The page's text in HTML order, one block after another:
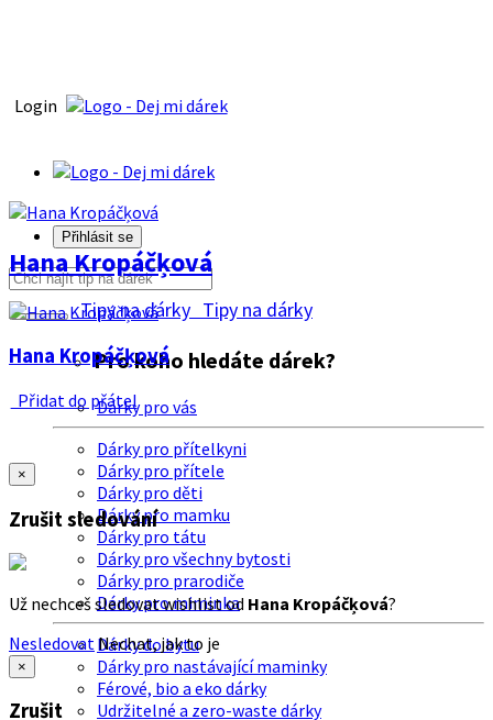
Login
Přihlásit se
Tipy na dárky Tipy na dárky
Pro koho hledáte dárek?
Dárky pro vás
Dárky pro přítelkyni
Dárky pro přítele
Dárky pro děti
Dárky pro mamku
Dárky pro tátu
Dárky pro všechny bytosti
Dárky pro prarodiče
Dárky pro miminka
Dárky do bytu
Dárky pro nastávající maminky
Férové, bio a eko dárky
Udržitelné a zero-waste dárky
Hana Kropáčķová
Hana Kropáčķová
Přidat do přátel
×
Zrušit sledování
Už nechceš sledovat wishlist od Hana Kropáčķová?
Nesledovat Nechat, jak to je
×
Zrušit